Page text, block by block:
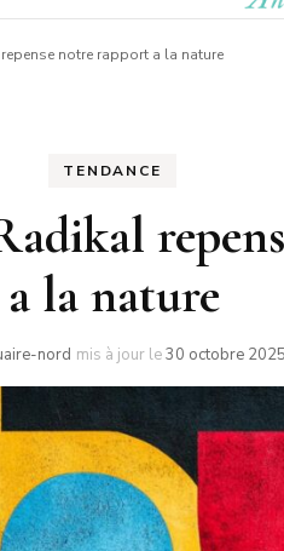
notre rapport a la nature
TENDANCE
a la nature
nord mis à jour le30 octobre 2025